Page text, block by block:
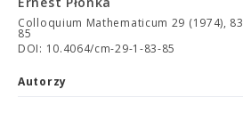
Colloquium Mathematicum 29 (1974),
85
DOI: 10.4064/cm-29-1-83-85
Autorzy